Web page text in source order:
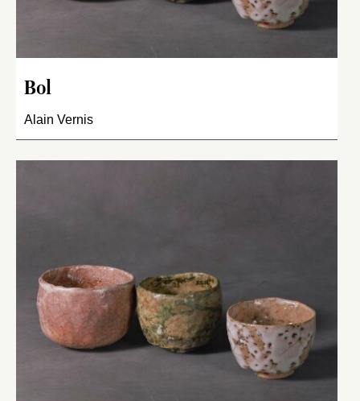
Bol
Alain Vernis